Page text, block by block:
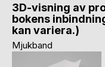
3D-visning av
bokens
kan variera.)
Mjukband